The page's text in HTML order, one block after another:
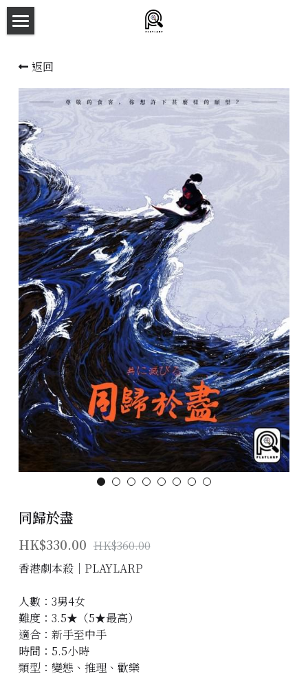
新本預告
主持人檔案
劇本相冊
拼團快團群組
劇本殺介紹
新手須知
預約方法
主題房間
會員優惠
學生優惠
主持/劇本招募
到址及團建服務
Instagram
搜索
返回
同歸於盡
HK$330.00 HK$360.00
香港劇本殺│PLAYLARP
人數：3男4女
難度：3.5★（5★最高）
適合：新手至中手
時間：5.5小時
類型：變態、推理、歡樂
商品分類
所有商品分類